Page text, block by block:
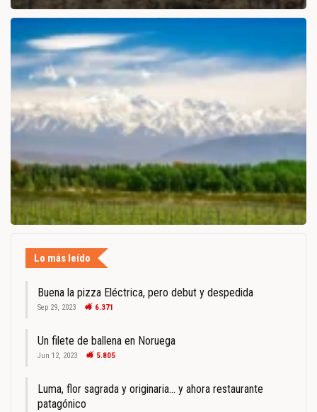
Lo más leído
Buena la pizza Eléctrica, pero debut y despedida
Sep 29, 2023 6.371
Un filete de ballena en Noruega
Jun 12, 2023 5.805
Luma, flor sagrada y originaria… y ahora restaurante
patagónico